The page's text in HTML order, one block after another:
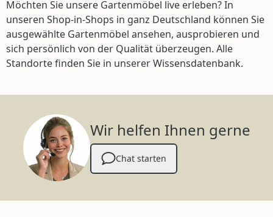
Möchten Sie unsere Gartenmöbel live erleben? In
unseren Shop-in-Shops in ganz Deutschland können Sie
ausgewählte Gartenmöbel ansehen, ausprobieren und
sich persönlich von der Qualität überzeugen. Alle
Standorte finden Sie in unserer Wissensdatenbank.
Wir helfen Ihnen gerne
Chat starten